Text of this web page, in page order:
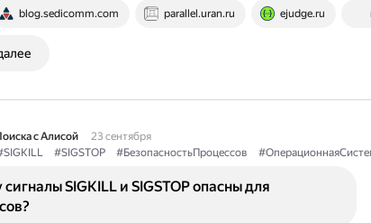
blog.sedicomm.com parallel.uran.ru ejudge.ru
с Алисой
23 сентября
#SIGSTOP #БезопасностьПроцессов
SIGKILL и SIGSTOP опасны для